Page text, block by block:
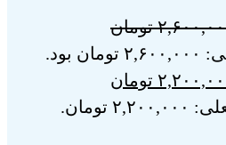
تومان
بود.
تومان
تومان.